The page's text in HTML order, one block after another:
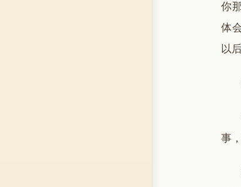
你
体
以
事